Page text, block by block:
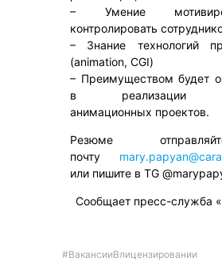
– Умение
контролировать
– Знание технологий
(animation, CGI)
– Преимуществом будет
в реализации
анимационных проектов.
Резюме
почту
или пишите в TG
Сообщает пресс-служба
#ВакансииВлицензировании